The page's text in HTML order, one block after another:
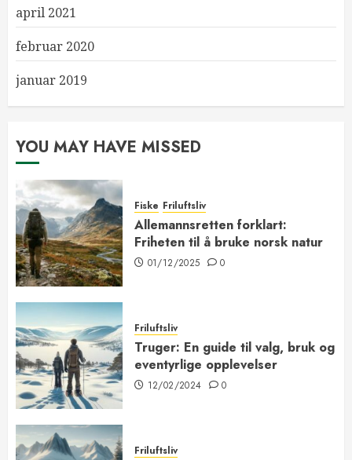
april 2021
februar 2020
januar 2019
YOU MAY HAVE MISSED
Fiske Friluftsliv
Allemannsretten forklart:
Friheten til å bruke norsk natur
01/12/2025 0
Friluftsliv
Truger: En guide til valg, bruk og
eventyrlige opplevelser
12/02/2024 0
Friluftsliv